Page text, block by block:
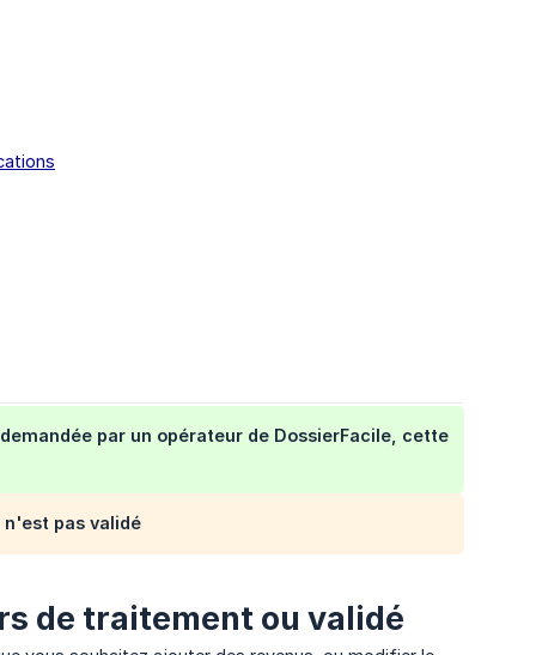
par un opérateur de DossierFacile, cette
n'est pas validé
de traitement ou validé